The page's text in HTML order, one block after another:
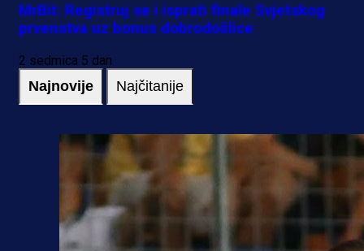
MrBit: Registruj se i isprati finale Svjetskog
prvenstva uz bonus dobrodošlice
2 sedmica 5 dan
Najnovije Najčitanije